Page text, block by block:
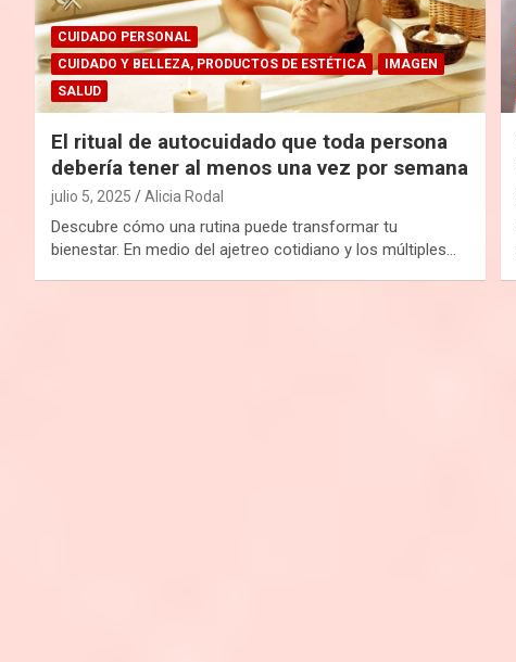
CUIDADO PERSONAL
CUIDADO Y BELLEZA, PRODUCTOS DE ESTÉTICA
IMAGEN
SALUD
El ritual de autocuidado que toda persona
debería tener al menos una vez por semana
julio 5, 2025 Alicia Rodal
Descubre cómo una rutina puede transformar tu
bienestar. En medio del ajetreo cotidiano y los múltiples…